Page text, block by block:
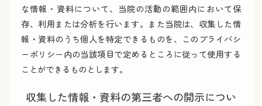
な情報・資料について、当院の活動の範囲内において保
存、利用または分析を行います。また当院は、収集した情
報・資料のうち個人を特定できるものを、このプライバシ
ーポリシー内の当該項目で定めるところに従って使用する
ことができるものとします。
収集した情報・資料の第三者への開示につい